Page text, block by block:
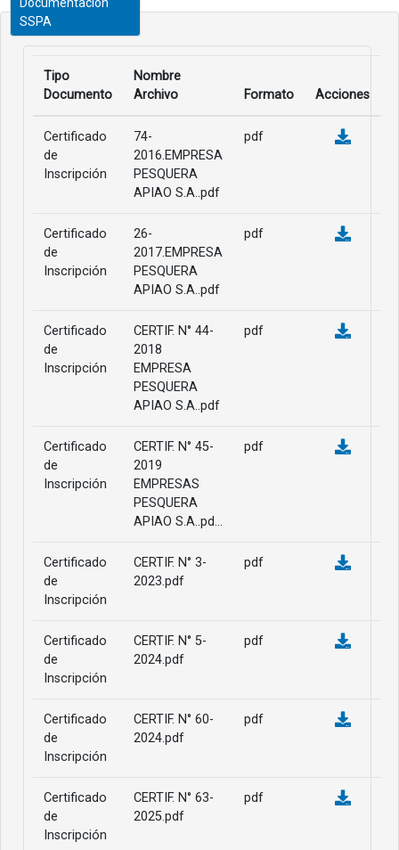
SSPA
Tipo
Documento
Nombre
Archivo
Formato Acciones
Certificado
de
Inscripción
74-
2016.EMPRESA
PESQUERA
APIAO S.A..pdf
pdf
Certificado
de
Inscripción
26-
2017.EMPRESA
PESQUERA
APIAO S.A..pdf
pdf
Certificado
de
Inscripción
CERTIF. N° 44-
2018
EMPRESA
PESQUERA
APIAO S.A..pdf
pdf
Certificado
de
Inscripción
CERTIF. N° 45-
2019
EMPRESAS
PESQUERA
APIAO S.A..pd...
pdf
Certificado
de
Inscripción
CERTIF. N° 3-
2023.pdf
pdf
Certificado
de
Inscripción
CERTIF. N° 5-
2024.pdf
pdf
Certificado
de
Inscripción
CERTIF. N° 60-
2024.pdf
pdf
Certificado
de
Inscripción
CERTIF. N° 63-
2025.pdf
pdf